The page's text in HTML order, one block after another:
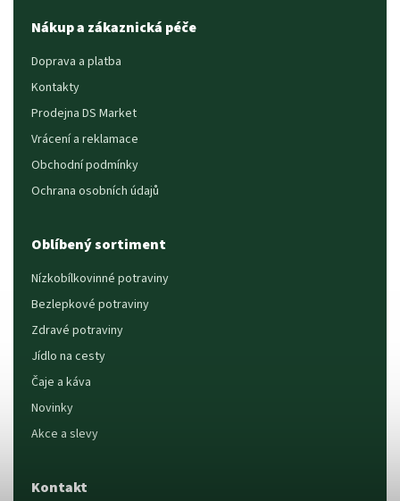
Nákup a zákaznická péče
Doprava a platba
Kontakty
Prodejna DS Market
Vrácení a reklamace
Obchodní podmínky
Ochrana osobních údajů
Oblíbený sortiment
Nízkobílkovinné potraviny
Bezlepkové potraviny
Zdravé potraviny
Jídlo na cesty
Čaje a káva
Novinky
Akce a slevy
Kontakt